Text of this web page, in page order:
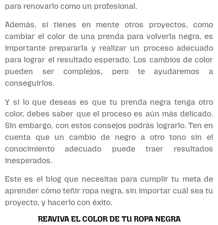
para renovarlo como un profesional.
Además, si tienes en mente otros proyectos, como
cambiar el color de una prenda para volverla negra, es
importante prepararla y realizar un proceso adecuado
para lograr el resultado esperado. Los cambios de color
pueden ser complejos, pero te ayudaremos a
conseguirlos.
Y si lo que deseas es que tu prenda negra tenga otro
color, debes saber que el proceso es aún más delicado.
Sin embargo, con estos consejos podrás lograrlo. Ten en
cuenta que un cambio de negro a otro tono sin el
conocimiento adecuado puede traer resultados
inesperados.
Este es el blog que necesitas para cumplir tu meta de
aprender cómo teñir ropa negra, sin importar cuál sea tu
proyecto, y hacerlo con éxito.
REAVIVA EL COLOR DE TU ROPA NEGRA